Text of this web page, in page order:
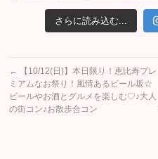
さらに読み込む...
←
【10/12(日)】本日限り！恵比寿プレ
ミアムなお祭り！風情あるビール坂☆
ビールやお酒とグルメを楽しむ♡♪大人
の街コン♪お散歩合コン